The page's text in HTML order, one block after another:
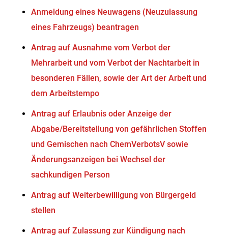
Anmeldung eines Neuwagens (Neuzulassung
eines Fahrzeugs) beantragen
Antrag auf Ausnahme vom Verbot der
Mehrarbeit und vom Verbot der Nachtarbeit in
besonderen Fällen, sowie der Art der Arbeit und
dem Arbeitstempo
Antrag auf Erlaubnis oder Anzeige der
Abgabe/Bereitstellung von gefährlichen Stoffen
und Gemischen nach ChemVerbotsV sowie
Änderungsanzeigen bei Wechsel der
sachkundigen Person
Antrag auf Weiterbewilligung von Bürgergeld
stellen
Antrag auf Zulassung zur Kündigung nach